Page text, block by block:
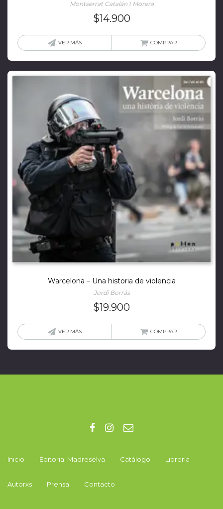
Montserrat Catalán I Morera
$14.900
VER MÁS COMPRAR
Warcelona – Una historia de violencia
Jordi Borrás
$19.900
VER MÁS COMPRAR
Inicio Editorial Madreselva Catálogo Librería
Autorxs Prensa Contacto